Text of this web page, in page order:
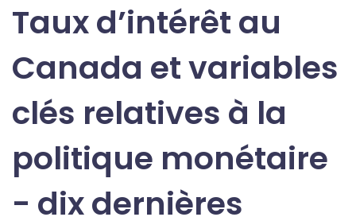
Taux d’intérêt au
Canada et variables
clés relatives à la
politique monétaire
- dix dernières